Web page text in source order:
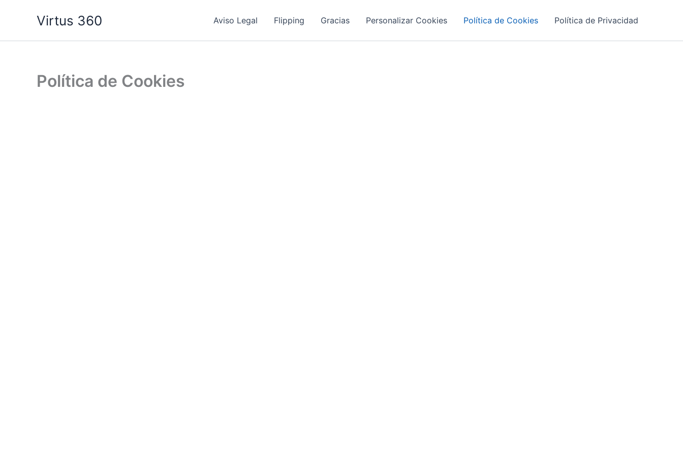
Virtus 360 Aviso Legal Flipping Gracias Personalizar Cookies Política de Cookies Política de Privacidad
Política de Cookies